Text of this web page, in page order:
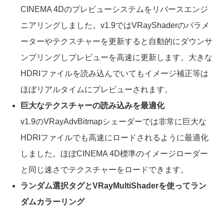
CINEMA 4Dのプレビューシステムをリバースエンジ
ニアリングしました。v1.9ではVRayShaderのパラメ
ーターやテクスチャーを更新すると自動的にダウンサ
ンプリングしプレビューを高速に更新します。大きな
HDRIファイルを読み込んでいてもイメージ補正等は
ほぼリアルタイムにプレビューされます。
巨大なテクスチャーの読み込みを最適化
v1.9のVRayAdvBitmapシェーダーでは非常に巨大な
HDRIファイルでも高速にロードされるように最適化
しました。ほぼCINEMA 4D標準のイメージローダー
と同じ速さでテクスチャーをロードできます。
ランダム選択タグとVRayMultiShaderを使ってラン
ダムカラーリング